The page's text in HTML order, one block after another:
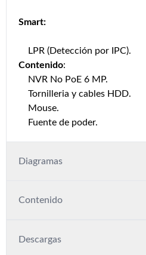
Smart:
LPR (Detección por IPC).
Contenido:
NVR No PoE 6 MP.
Tornilleria y cables HDD.
Mouse.
Fuente de poder.
Diagramas
Contenido
Descargas